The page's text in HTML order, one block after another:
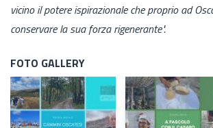
vicino il potere ispirazionale che proprio ad
conservare la sua forza rigenerante".
FOTO GALLERY